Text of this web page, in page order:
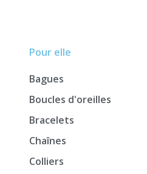
Pour elle
Bagues
Boucles d'oreilles
Bracelets
Chaînes
Colliers